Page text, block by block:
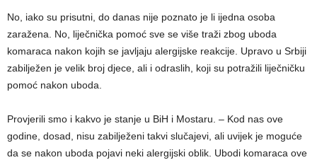
No, iako su prisutni, do danas nije poznato je li ijedna osoba
zaražena. No, liječnička pomoć sve se više traži zbog uboda
komaraca nakon kojih se javljaju alergijske reakcije. Upravo u Srbiji
zabilježen je velik broj djece, ali i odraslih, koji su potražili liječničku
pomoć nakon uboda.
Provjerili smo i kakvo je stanje u BiH i Mostaru. – Kod nas ove
godine, dosad, nisu zabilježeni takvi slučajevi, ali uvijek je moguće
da se nakon uboda pojavi neki alergijski oblik. Ubodi komaraca ove